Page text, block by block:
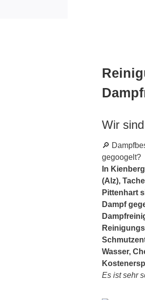
Wir
🔎
gegoogelt?
In
(Alz),
Pittenhart
Dampf
Wasser,
Es ist sehr